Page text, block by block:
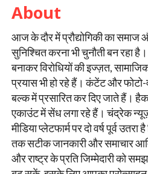
About
आज के दौर में प्रौद्योगिकी का समाज
सुनिश्चित करना भी चुनौती बन रहा
बनाकर विरोधियों की इज्ज़त,
प्रयास भी हो रहे हैं। कंटेंट और फोटो-
बल्क में प्रसारित कर दिए जाते हैं।
एकाउंट में सेंध लगा रहे हैं। चंद्रेक
मीडिया प्लेटफार्म पर दो वर्ष पूर्व
तक सटीक जानकारी और समाचार
और राष्ट्र के प्रति जिम्मेदारी को